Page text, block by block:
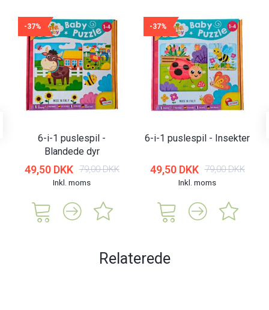
-37%
6-i-1 puslespil -
Blandede dyr
49,50 DKK 79,00 DKK
Inkl. moms
-37%
6-i-1 puslespil - Insekter
49,50 DKK 79,00 DKK
Inkl. moms
Relaterede